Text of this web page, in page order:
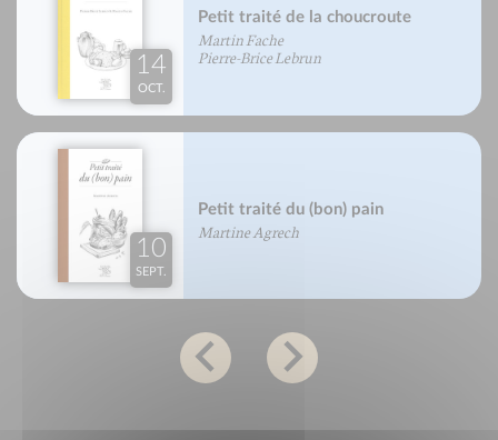
14
OCT.
Petit traité de la choucroute
Martin Fache
Pierre-Brice Lebrun
10
SEPT.
Petit traité du (bon) pain
Martine Agrech